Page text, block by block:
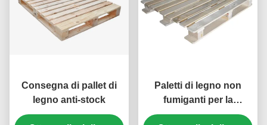
Consegna di pallet di
legno anti-stock
Paletti di legno non
fumiganti per la
spedizione